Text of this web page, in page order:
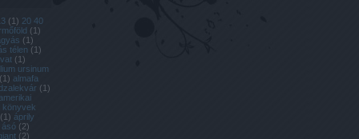
(1) 20 40
(1)
(1)
télen (1)
(1)
ursinum
(1) almafa
(1)
amerikai
könyvek
(1) áprily
ásó (2)
(2)